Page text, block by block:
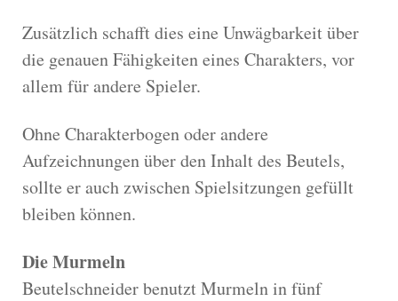
Zusätzlich schafft dies eine Unwägbarkeit über
die genauen Fähigkeiten eines Charakters, vor
allem für andere Spieler.
Ohne Charakterbogen oder andere
Aufzeichnungen über den Inhalt des Beutels,
sollte er auch zwischen Spielsitzungen gefüllt
bleiben können.
Die Murmeln
Beutelschneider benutzt Murmeln in fünf